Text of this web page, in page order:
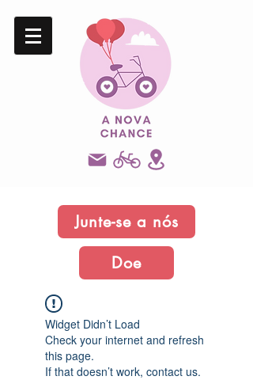
Junte-se a nós
Doe
Widget Didn’t Load
Check your internet and refresh
this page.
If that doesn’t work, contact us.